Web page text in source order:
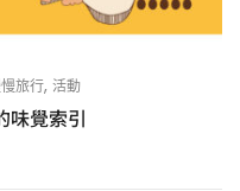
旅行, 活動
味覺索引